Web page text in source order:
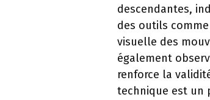
descendantes,
des outils
visuelle des
également
renforce la
technique est un